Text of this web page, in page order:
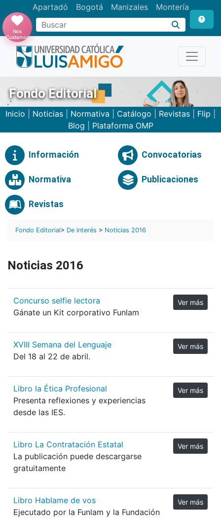
Apartadó Bogotá Manizales Montería
Buscar
Nos
Cuidamos
Fondo Editorial
Inicio Noticias Normativa Catálogo Revistas Flip
Blog
Plataforma OMP
Información Convocatorias
Normativa Publicaciones
Revistas
Fondo Editorial> De interés > Noticias 2016
Noticias 2016
Concurso selfie lectora
Gánate un Kit corporativo Funlam
Ver más
XVIII Semana del Lenguaje
Del 18 al 22 de abril.
Ver más
Libro la Ética Profesional
Presenta reflexiones y experiencias
desde las IES.
Ver más
Libro La Contratación Estatal
La publicación puede descargarse
gratuitamente
Ver más
Libro Hablame de vos
Ejecutado por la Funlam y la Fundación
Ver más